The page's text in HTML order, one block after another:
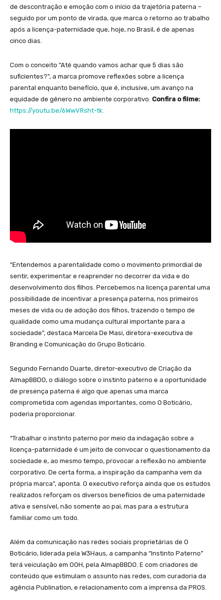
de descontração e emoção com o início da trajetória paterna –
seguido por um ponto de virada, que marca o retorno ao trabalho
após a licença-paternidade que, hoje, no Brasil, é de apenas
cinco dias.
Com o conceito “Até quando vamos achar que 5 dias são
suficientes?”, a marca promove reflexões sobre a licença
parental enquanto benefício, que é, inclusive, um avanço na
equidade de gênero no ambiente corporativo. Confira o filme:
https://youtu.be/6WwVRsht-tk.
“Entendemos a parentalidade como o movimento primordial de
sentir, experimentar e reaprender no decorrer da vida e do
desenvolvimento dos filhos. Percebemos na licença parental uma
possibilidade de incentivar a presença paterna, nos primeiros
meses de vida ou de adoção dos filhos, trazendo o tempo de
qualidade como uma mudança cultural importante para a
sociedade”, destaca Marcela De Masi, diretora-executiva de
Branding e Comunicação do Grupo Boticário.
Segundo Fernando Duarte, diretor-executivo de Criação da
AlmapBBDO, o diálogo sobre o instinto paterno e a oportunidade
de presença paterna é algo que apenas uma marca
comprometida com agendas importantes, como O Boticário,
poderia proporcionar.
“Trabalhar o instinto paterno por meio da indagação sobre a
licença-paternidade é um jeito de convocar o questionamento da
sociedade e, ao mesmo tempo, provocar a reflexão no ambiente
corporativo. De certa forma, a inspiração da campanha vem da
própria marca”, aponta. O executivo reforça ainda que os estudos
realizados reforçam os diversos benefícios de uma paternidade
ativa e sensível, não somente ao pai, mas para a estrutura
familiar como um todo.
Além da comunicação nas redes sociais proprietárias de O
Boticário, liderada pela W3Haus, a campanha “Instinto Paterno”
terá veiculação em OOH, pela AlmapBBDO. E com criadores de
conteúdo que estimulam o assunto nas redes, com curadoria da
agência Publination, e relacionamento com a imprensa da PROS.